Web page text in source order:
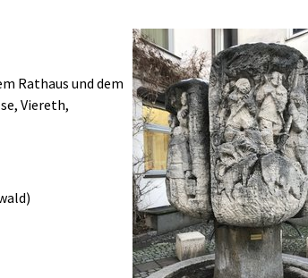
Show larger version
Rathaus und dem
Viereth,